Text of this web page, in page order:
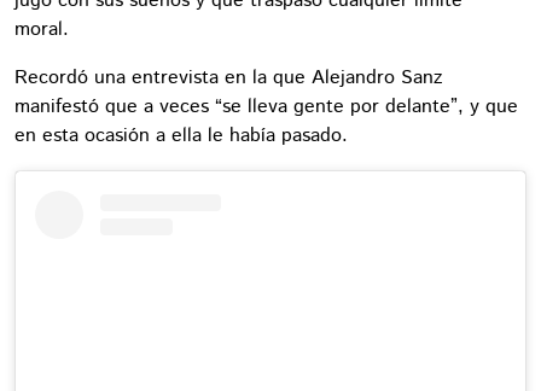
moral.
Recordó una entrevista en la que Alejandro Sanz
manifestó que a veces “se lleva gente por delante”, y que
en esta ocasión a ella le había pasado.